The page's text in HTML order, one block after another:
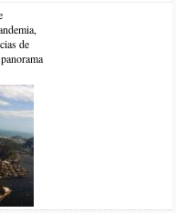
en artículo:
pablo
day" desde rio de
qué empresa me
me aparecen miles.
o es mejor ir hasta a
directamente alli?.
de